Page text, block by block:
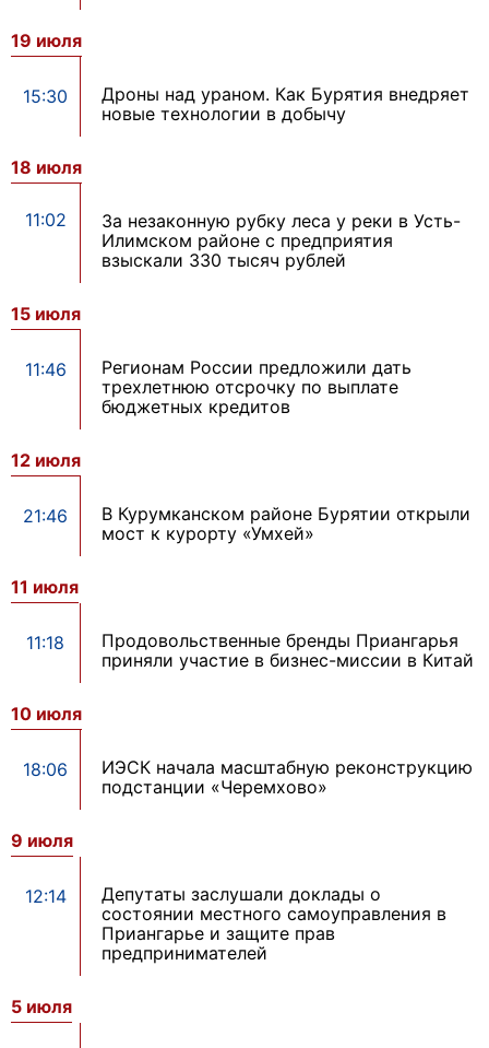
19 июля
15:30
Дроны над ураном. Как Бурятия внедряет
новые технологии в добычу
18 июля
11:02
За незаконную рубку леса у реки в Усть-
Илимском районе с предприятия
взыскали 330 тысяч рублей
15 июля
11:46
Регионам России предложили дать
трехлетнюю отсрочку по выплате
бюджетных кредитов
12 июля
21:46
В Курумканском районе Бурятии открыли
мост к курорту «Умхей»
11 июля
11:18
Продовольственные бренды Приангарья
приняли участие в бизнес-миссии в Китай
10 июля
18:06
ИЭСК начала масштабную реконструкцию
подстанции «Черемхово»️️
9 июля
12:14
Депутаты заслушали доклады о
состоянии местного самоуправления в
Приангарье и защите прав
предпринимателей
5 июля